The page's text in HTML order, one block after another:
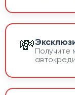
💸Получите